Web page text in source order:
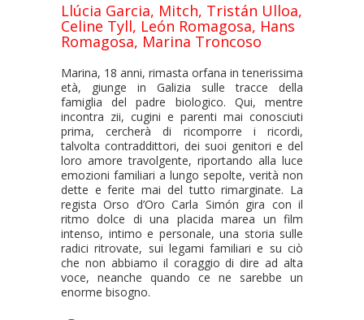
Llúcia Garcia, Mitch, Tristán Ulloa,
Celine Tyll, León Romagosa, Hans
Romagosa, Marina Troncoso
Marina, 18 anni, rimasta orfana in tenerissima
età, giunge in Galizia sulle tracce della
famiglia del padre biologico. Qui, mentre
incontra zii, cugini e parenti mai conosciuti
prima, cercherà di ricomporre i ricordi,
talvolta contraddittori, dei suoi genitori e del
loro amore travolgente, riportando alla luce
emozioni familiari a lungo sepolte, verità non
dette e ferite mai del tutto rimarginate. La
regista Orso d’Oro Carla Simón gira con il
ritmo dolce di una placida marea un film
intenso, intimo e personale, una storia sulle
radici ritrovate, sui legami familiari e su ciò
che non abbiamo il coraggio di dire ad alta
voce, neanche quando ce ne sarebbe un
enorme bisogno.